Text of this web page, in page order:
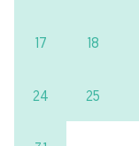
17 18
24 25